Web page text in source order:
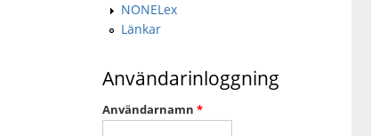
NONELex
Länkar
Användarinloggning
Användarnamn *